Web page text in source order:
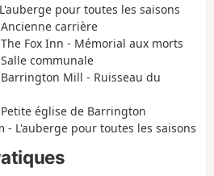
pour toutes les saisons
carrière
Fox Inn - Mémorial aux morts
communale
Mill - Ruisseau du
église de Barrington
- L'auberge pour toutes les saisons